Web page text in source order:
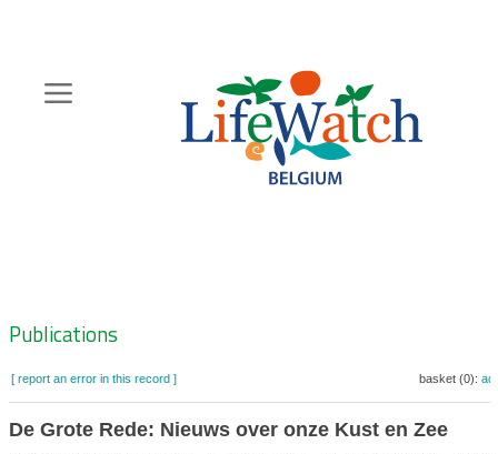
content
Zoeknavigatie
Publications
[ report an error in this record ] basket (0):
De Grote Rede: Nieuws over onze Kust en Zee